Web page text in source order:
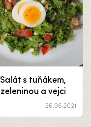
Salát s tuňákem,
zeleninou a vejci
26.06.2021